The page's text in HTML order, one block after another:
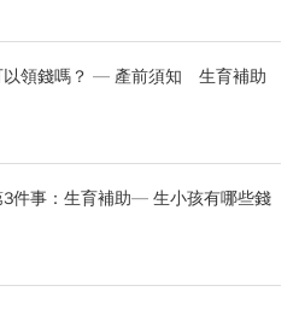
領錢嗎？ — 產前須知 生育補助
3件事：生育補助— 生小孩有哪些錢